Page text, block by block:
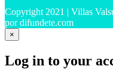
Copyright 2021 | Villas
por difundete.com
×
Log in to your